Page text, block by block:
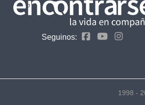
Seguinos:
1998 -